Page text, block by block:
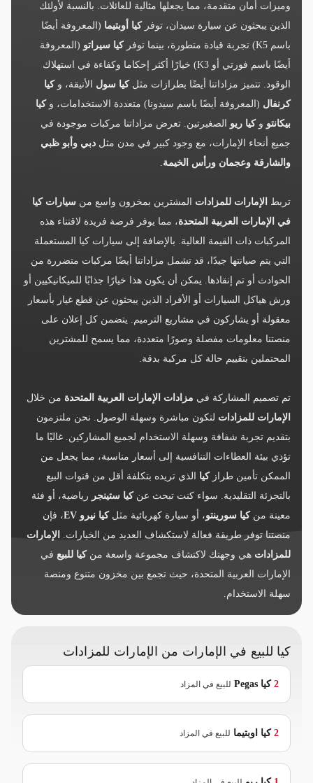
وميزات أمان متقدمة، مما يجعلها مثالية للعائلات. بالنسبة لأولئك
الذين يبحثون عن سيارة سيدان، توفر كيا أوبتيما (المعروفة أيضًا
باسم K5) تجربة قيادة متطورة، بينما توفر
كيا سيراتو (المعروفة
أيضًا باسم فورتي أو K3) خيارًا أكثر إحكاما وكفاءة في استهلاك
الوقود. تتميز مزاداتنا أيضًا بطرازات مثلكيا سول الأنيقة، وكيا
كرنفال (المعروفة أيضًا باسم سيدونا) متعددة الاستخدامات، وكيا
بيكانتو وكيا ريو الصغيرتين. تعرض مزاداتنا مركبات موجودة في
جميع أنحاء الإمارات، مع وجود كبير في مدن مثل دبي وأبو ظبي
والشارقة وعجمان ورأس الخيمة.
تربط الإمارات للمزادات المشترين بمخزون واسع من سيارات كيا
في الإمارات العربية المتحدة، مما يوفر فرصة فريدة لاقتناء هذه
المركبات ذات القيمة العالية. بالإضافة إلى سيارات كيا المستعملة
التي يتم صيانتها جيدًا، قد تشمل مزاداتنا أيضًا مركبات متضررة من
الحوادث أو تم إنقاذها. يمكن أن يكون هذا خيارًا جذابًا للميكانيكيين أو
ورش هياكل السيارات أو الأفراد الذين يبحثون عن قطع غيار بأسعار
معقولة أو يشاركون في مشاريع الترميم. يتضمن كل إعلان على
منصتنا معلومات مفصلة وصورًا متعددة، مما يسمح للمشترين
المحتملين بتقييم حالة كل مركبة بدقة.
تم تصميم المشاركة في مزادات الإمارات العربية المتحدة من خلال
الإمارات للمزادات لتكون مباشرة وسهلة الوصول. نحن ملتزمون
بتقديم تجربة شفافة وسهلة الاستخدام لجميع المشاركين. غالبًا ما
تؤدي بيئة العطاءات التنافسية إلى أسعار مناسبة، مما يجعل من
الممكن تأمين طرازكيا الذي تريده بتكلفة أقل من قنوات البيع
بالتجزئة التقليدية. سواء كنت تبحث عنكيا ستينجر رياضية، أو فئة
معينة منكيا سورينتو، أو سيارة كهربائية مثلكيا نيرو EV
، فإن
منصتنا توفر طريقة فعالة لاستكشاف العديد من الخيارات.
الإمارات
للمزادات هي وجهتك لاكتشاف مجموعة واسعة من كيا للبيع في
الإمارات العربية المتحدة، حيث تجمع بين مخزون متنوع ومنصة
سهلة الاستخدام.
كيا للبيع في الإمارات من الإمارات للمزادات
2 كيا Pegas للبيع في المزاد
2 كيا اوبتيما للبيع في المزاد